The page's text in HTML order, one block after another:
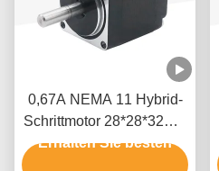
0,67A NEMA 11 Hybrid-
Schrittmotor 28*28*32mm
80mN.M 0,67A CE ROHS
Erhalten Sie besten